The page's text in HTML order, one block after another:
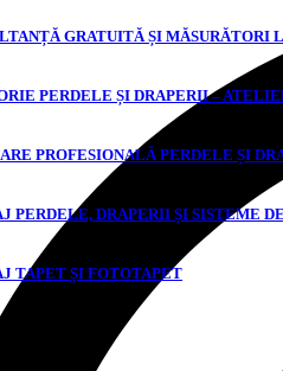
GRATUITĂ ȘI MĂSURĂTORI
PERDELE ȘI DRAPERII –
PROFESIONALĂ PERDELE ȘI
PERDELE, DRAPERII ȘI SISTEME
TAPET ȘI FOTOTAPET